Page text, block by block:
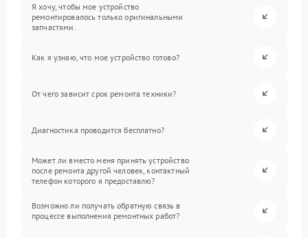
Я хочу, чтобы мое устройство
ремонтировалось только оригинальными
запчастями.
Как я узнаю, что мое устройство готово?
От чего зависит срок ремонта техники?
Диагностика проводится бесплатно?
Может ли вместо меня принять устройство
после ремонта другой человек, контактный
телефон которого я предоставлю?
Возможно ли получать обратную связь в
процессе выполнения ремонтных работ?